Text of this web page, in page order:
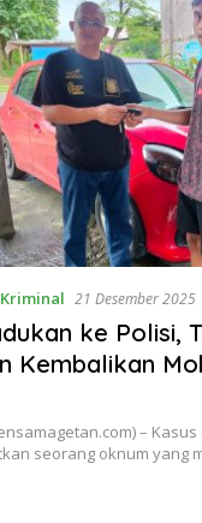
21 Desember 2025
ke Polisi,
Kembalikan
–
seorang oknum yang